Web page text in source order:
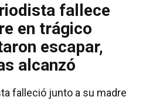
fallece
en trágico
escapar,
alcanzó
falleció junto a su madre